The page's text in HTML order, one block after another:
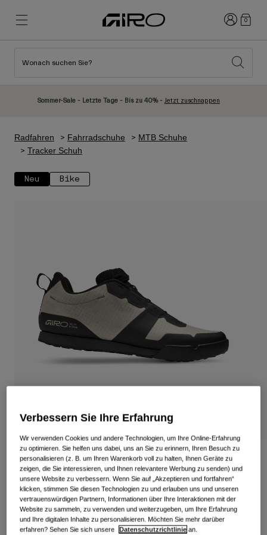
Neuzugänge
Helme
Rennrad Helme
Schuhe
Rennrad Schuhe
Mountainbike Schuhe
Rennrad Bekleidung
Mountainbike Bekleidung
Alle anzeigen
Neuzugänge
Helme
Ski
Schutzbrillen
Ersatzgläser
Alle anzeigen
Kinder
Helme
Schutzbrillen
Anmelden
0
Wonach suchen Sie?
Sommer-Sale - Letzte Tage - Bis zu 40% - Jetzt zuschnappen
Radfahren Fahrradschuhe
MTB Schuhe
Tracker Schuh
Neu Bike
Tracker Schuh
Artikelnr.39604
119,99 €
Verbessern Sie Ihre Erfahrung
Wir verwenden Cookies und andere Technologien, um Ihre Online-Erfahrung
zu optimieren. Sie helfen uns dabei, uns an Sie zu erinnern, Ihren Besuch zu
personalisieren (z. B. um Ihren Warenkorb voll zu halten, Ihnen Geräte zu
zeigen, die Sie interessieren, und Ihnen relevantere Werbung zu senden) und
unsere Website zu verbessern. Wenn Sie auf „Akzeptieren und fortfahren“
klicken, stimmen Sie diesen Technologien zu und erlauben uns und unseren
vertrauenswürdigen Partnern, Informationen über Ihre Interaktionen mit der
Website zu sammeln, zu verwenden und weiterzugeben, um Ihre Erfahrung
und Ihre digitalen Inhalte zu personalisieren. Möchten Sie mehr darüber
erfahren? Sehen Sie sich unsere
Datenschutzrichtlinie an.